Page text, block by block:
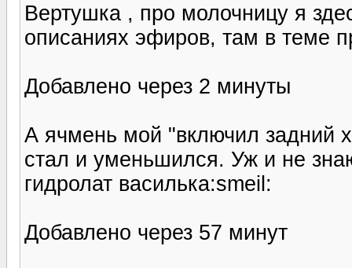
Вертушка , про молочницу я
описаниях эфиров, там в теме
Добавлено через 2 минуты
А ячмень мой "включил задний
стал и уменьшился. Уж и не
гидролат василька:smeil:
Добавлено через 57 минут